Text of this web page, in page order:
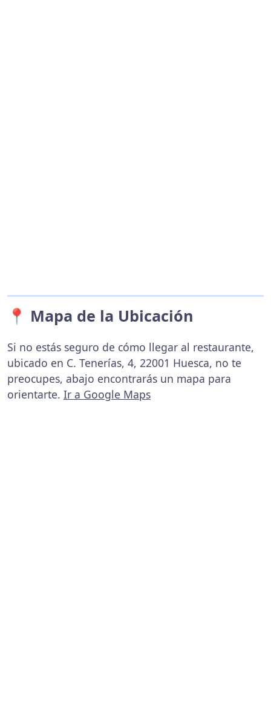
📍 Mapa de la Ubicación
Si no estás seguro de cómo llegar al restaurante,
ubicado en C. Tenerías, 4, 22001 Huesca, no te
preocupes, abajo encontrarás un mapa para
orientarte. Ir a Google Maps